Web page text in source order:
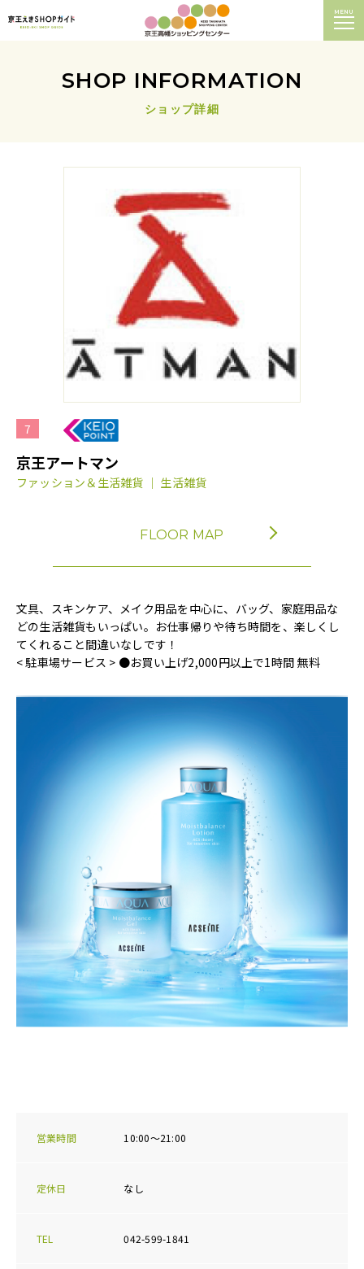
MENU
SHOP INFORMATION
ショップ詳細
7
京王アートマン
ファッション＆生活雑貨 ｜ 生活雑貨
FLOOR MAP
文具、スキンケア、メイク用品を中心に、バッグ、家庭用品な
どの生活雑貨もいっぱい。お仕事帰りや待ち時間を、楽しくし
てくれること間違いなしです！
< 駐車場サービス > ●お買い上げ2,000円以上で1時間 無料
営業時間 10:00～21:00
定休日 なし
TEL 042-599-1841